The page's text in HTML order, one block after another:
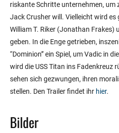
riskante Schritte unternehmen, um
Jack Crusher will. Vielleicht wird es
William T. Riker (Jonathan Frakes)
geben. In die Enge getrieben,
“Dominion” ein Spiel, um Vadic in
wird die USS Titan ins Fadenkreuz
sehen sich gezwungen, ihren
stellen. Den Trailer findet ihr hier.
Bilder